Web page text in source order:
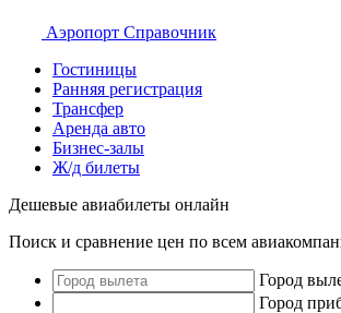
Аэропорт Справочник
Гостиницы
Ранняя регистрация
Трансфер
Аренда авто
Бизнес-залы
Ж/д билеты
Дешевые авиабилеты онлайн
Поиск и сравнение цен по всем
Город
Город